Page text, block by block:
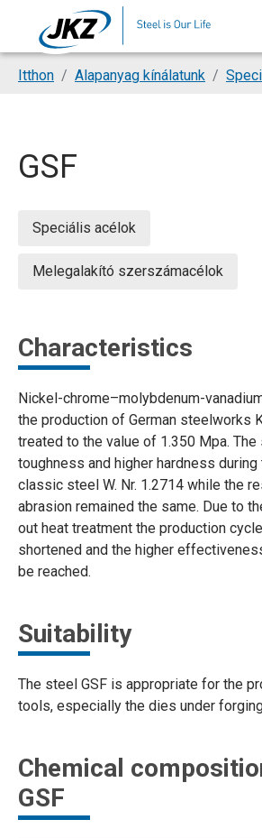
Skip to main content
You are here:
Itthon Alapanyag kínálatunk
GSF
Speciális acélok
Melegalakító szerszámacélok
Characteristics
Nickel-chrome–molybdenum-
the production of German steelworks
treated to the value of 1.350 Mpa.
toughness and higher hardness during
classic steel W. Nr. 1.2714 while the
abrasion remained the same. Due to
out heat treatment the production
shortened and the higher
be reached.
Suitability
The steel GSF is appropriate for the
tools, especially the dies under
Chemical
GSF